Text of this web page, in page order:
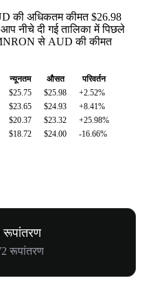
की अधिकतम कीमत $26.98
नीचे दी गई तालिका में पिछले
से AUD की कीमत
न्यूनतम औसत
परिवर्तन
$25.75 $25.98
+2.52%
$23.65 $24.93
+8.41%
$20.37 $23.32
+25.98%
$18.72 $24.00 -16.66%
रूपांतरण